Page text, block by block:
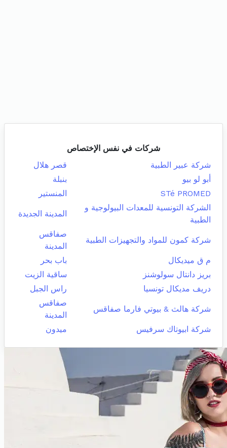
شركات في نفس الإختصاص
شركة عبير الطبية
قصر هلال
أبو لو بيو
بنبلة
STé PROMED
المنستير
الشركة التونسية للمعدات البيولوجية و
الطبية
المدينة الجديدة
شركة كمون للمواد والتجهيزات الطبية
صفاقس
المدينة
م ق ميديكال
باب بحر
بريز دانتال سولوشنز
ساقية الزيت
دريف مديكال تونسيا
راس الجبل
شركة هالث & بيوتي فارما صفاقس
صفاقس
المدينة
شركة ابيوتاك سرفيس
ميدون